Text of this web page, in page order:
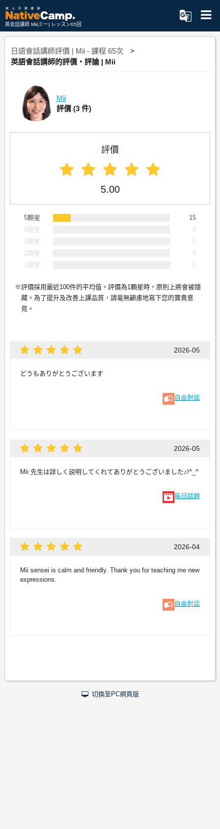
英会話講師 Mii(ミー) レッスン65回
日語會話講師評價 | Mii - 課程 65次
英語會話講師的評價・評論 | Mii
Mii
評價 (3 件)
評價
5.00
5顆星
15
4顆星
0
3顆星
0
2顆星
0
1顆星
0
評價採用最近100件的平均值。評價為1顆星時，原則上將會被隱
藏。為了提升及改善上課品質，請毫無顧慮地寫下您的寶貴意
見。
2026-05
どうもありがとうございます
自由對話
2026-05
Mii 先生は詳しく説明してくれてありがとうございました♪!^_^
每日話題
2026-04
Mii sensei is calm and friendly. Thank you for teaching me new
expressions.
自由對話
切換至PC網頁版